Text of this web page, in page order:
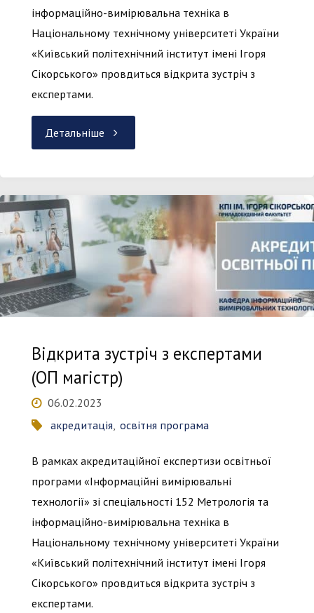
інформаційно-вимірювальна техніка в
Національному технічному університеті України
«Київський політехнічний інститут імені Ігоря
Сікорського» провдиться відкрита зустріч з
експертами.
Детальніше "Відкрита
з
експертами
доктор
Відкрита зустріч з експертами
(ОП магістр)
06.02.2023
акредитація освітня програма
В рамках акредитаційної експертизи освітньої
програми «Інформаційні вимірювальні
технології» зі спеціальності 152 Метрологія та
інформаційно-вимірювальна техніка в
Національному технічному університеті України
«Київський політехнічний інститут імені Ігоря
Сікорського» провдиться відкрита зустріч з
експертами.